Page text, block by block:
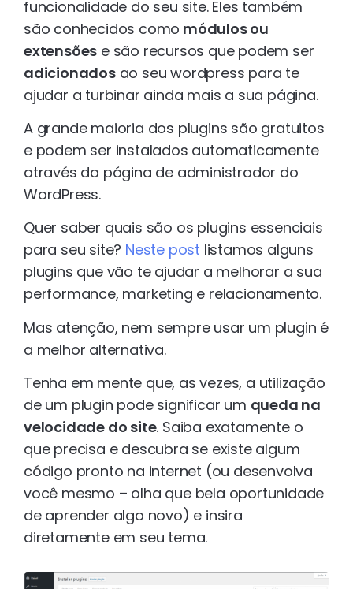
funcionalidade do seu site. Eles também
são conhecidos como módulos ou
extensões e são recursos que podem ser
adicionadosao seu wordpress para te
ajudar a turbinar ainda mais a sua página.
A grande maioria dos plugins são gratuitos
e podem ser instalados automaticamente
através da página de administrador do
WordPress.
Quer saber quais são os plugins essenciais
para seu site? Neste post listamos alguns
plugins que vão te ajudar a melhorar a sua
performance, marketing e relacionamento.
Mas atenção, nem sempre usar um plugin é
a melhor alternativa.
Tenha em mente que, as vezes, a utilização
de um plugin pode significar um queda na
velocidade do site. Saiba exatamente o
que precisa e descubra se existe algum
código pronto na internet (ou desenvolva
você mesmo – olha que bela oportunidade
de aprender algo novo) e insira
diretamente em seu tema.